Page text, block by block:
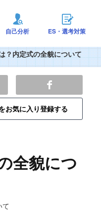
自己分析 ES・選考対策
？内定式の全貌について
お気に入り登録する
全貌につ